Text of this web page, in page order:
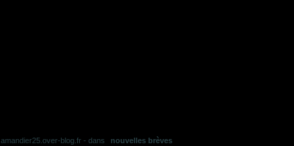
amandier25.over-blog.fr - dans nouvelles brèves